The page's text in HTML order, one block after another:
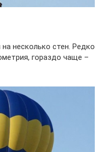
несколько стен. Редко
гораздо чаще –